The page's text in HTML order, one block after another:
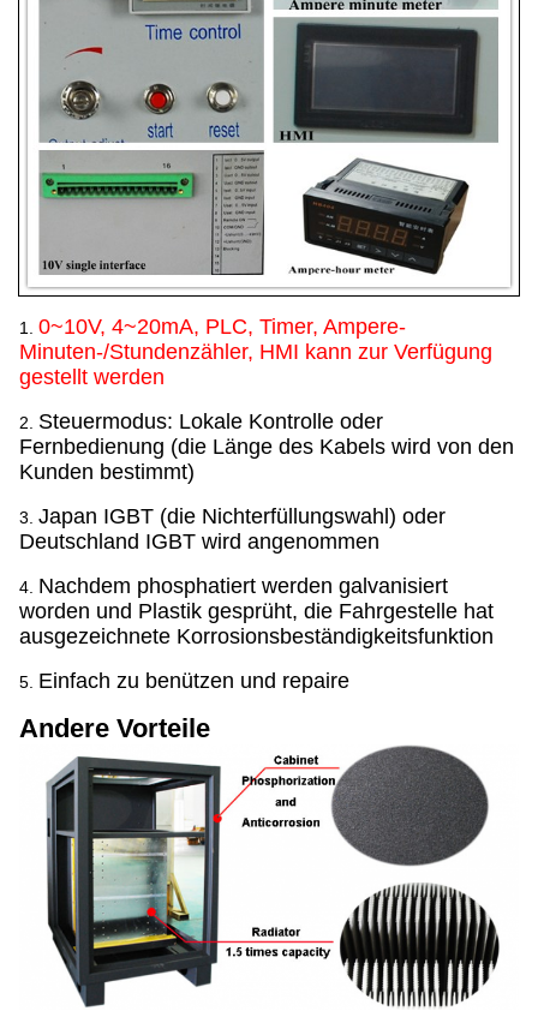
1. 0~10V, 4~20mA, PLC, Timer, Ampere-
Minuten-/Stundenzähler, HMI kann zur Verfügung
gestellt werden
2. Steuermodus: Lokale Kontrolle oder
Fernbedienung (die Länge des Kabels wird von den
Kunden bestimmt)
3. Japan IGBT (die Nichterfüllungswahl) oder
Deutschland IGBT wird angenommen
4. Nachdem phosphatiert werden galvanisiert
worden und Plastik gesprüht, die Fahrgestelle hat
ausgezeichnete Korrosionsbeständigkeitsfunktion
5. Einfach zu benützen und repaire
Andere Vorteile